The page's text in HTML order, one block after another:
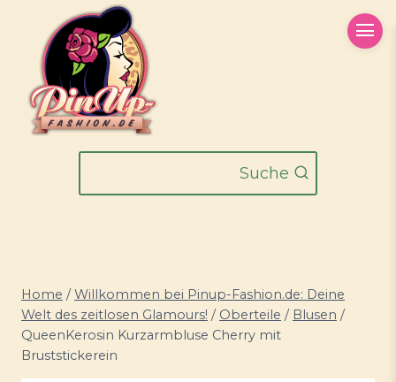
springen
Suche
Home / Willkommen bei Pinup-Fashion.de: Deine
Welt des zeitlosen Glamours! / Oberteile / Blusen /
QueenKerosin Kurzarmbluse Cherry mit
Bruststickerein